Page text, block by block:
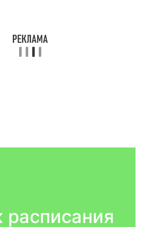
расписания